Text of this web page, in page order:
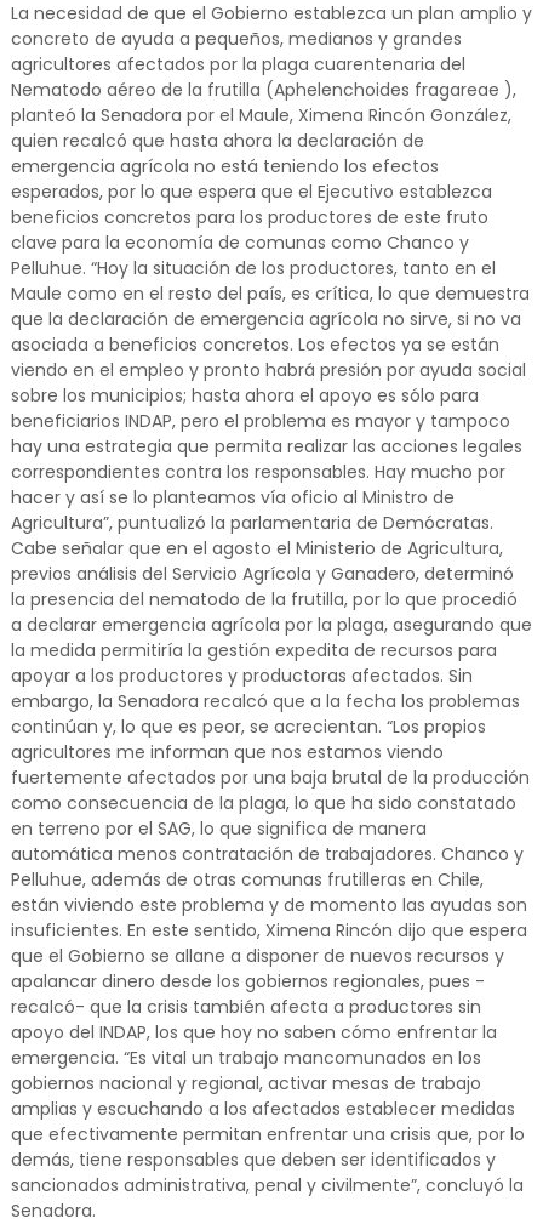
La necesidad de que el Gobierno establezca un plan amplio y
concreto de ayuda a pequeños, medianos y grandes
agricultores afectados por la plaga cuarentenaria del
Nematodo aéreo de la frutilla (Aphelenchoides fragareae ),
planteó la Senadora por el Maule, Ximena Rincón González,
quien recalcó que hasta ahora la declaración de
emergencia agrícola no está teniendo los efectos
esperados, por lo que espera que el Ejecutivo establezca
beneficios concretos para los productores de este fruto
clave para la economía de comunas como Chanco y
Pelluhue. “Hoy la situación de los productores, tanto en el
Maule como en el resto del país, es crítica, lo que demuestra
que la declaración de emergencia agrícola no sirve, si no va
asociada a beneficios concretos. Los efectos ya se están
viendo en el empleo y pronto habrá presión por ayuda social
sobre los municipios; hasta ahora el apoyo es sólo para
beneficiarios INDAP, pero el problema es mayor y tampoco
hay una estrategia que permita realizar las acciones legales
correspondientes contra los responsables. Hay mucho por
hacer y así se lo planteamos vía oficio al Ministro de
Agricultura”, puntualizó la parlamentaria de Demócratas.
Cabe señalar que en el agosto el Ministerio de Agricultura,
previos análisis del Servicio Agrícola y Ganadero, determinó
la presencia del nematodo de la frutilla, por lo que procedió
a declarar emergencia agrícola por la plaga, asegurando que
la medida permitiría la gestión expedita de recursos para
apoyar a los productores y productoras afectados. Sin
embargo, la Senadora recalcó que a la fecha los problemas
continúan y, lo que es peor, se acrecientan. “Los propios
agricultores me informan que nos estamos viendo
fuertemente afectados por una baja brutal de la producción
como consecuencia de la plaga, lo que ha sido constatado
en terreno por el SAG, lo que significa de manera
automática menos contratación de trabajadores. Chanco y
Pelluhue, además de otras comunas frutilleras en Chile,
están viviendo este problema y de momento las ayudas son
insuficientes. En este sentido, Ximena Rincón dijo que espera
que el Gobierno se allane a disponer de nuevos recursos y
apalancar dinero desde los gobiernos regionales, pues -
recalcó- que la crisis también afecta a productores sin
apoyo del INDAP, los que hoy no saben cómo enfrentar la
emergencia. “Es vital un trabajo mancomunados en los
gobiernos nacional y regional, activar mesas de trabajo
amplias y escuchando a los afectados establecer medidas
que efectivamente permitan enfrentar una crisis que, por lo
demás, tiene responsables que deben ser identificados y
sancionados administrativa, penal y civilmente”, concluyó la
Senadora.